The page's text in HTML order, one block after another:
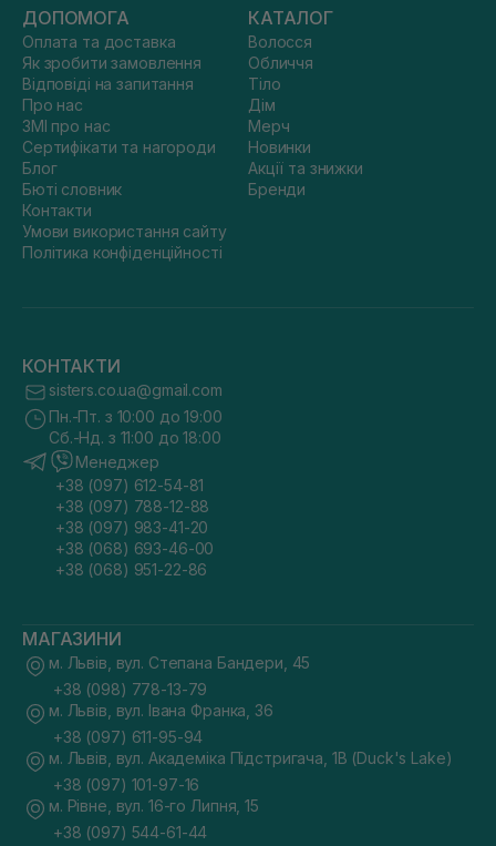
ДОПОМОГА
Оплата та доставка
Як зробити замовлення
Відповіді на запитання
Про нас
ЗМІ про нас
Сертифікати та нагороди
Блог
Бюті словник
Контакти
Умови використання сайту
Політика конфіденційності
КАТАЛОГ
Волосся
Обличчя
Тіло
Дім
Мерч
Новинки
Акції та знижки
Бренди
КОНТАКТИ
sisters.co.ua@gmail.com
Пн.-Пт. з 10:00 до 19:00
Сб.-Нд. з 11:00 до 18:00
Менеджер
+38 (097) 612-54-81
+38 (097) 788-12-88
+38 (097) 983-41-20
+38 (068) 693-46-00
+38 (068) 951-22-86
МАГАЗИНИ
м. Львів, вул. Степана Бандери, 45
+38 (098) 778-13-79
м. Львів, вул. Івана Франка, 36
+38 (097) 611-95-94
м. Львів, вул. Академіка Підстригача, 1В (Duck's Lake)
+38 (097) 101-97-16
м. Рівне, вул. 16-го Липня, 15
+38 (097) 544-61-44